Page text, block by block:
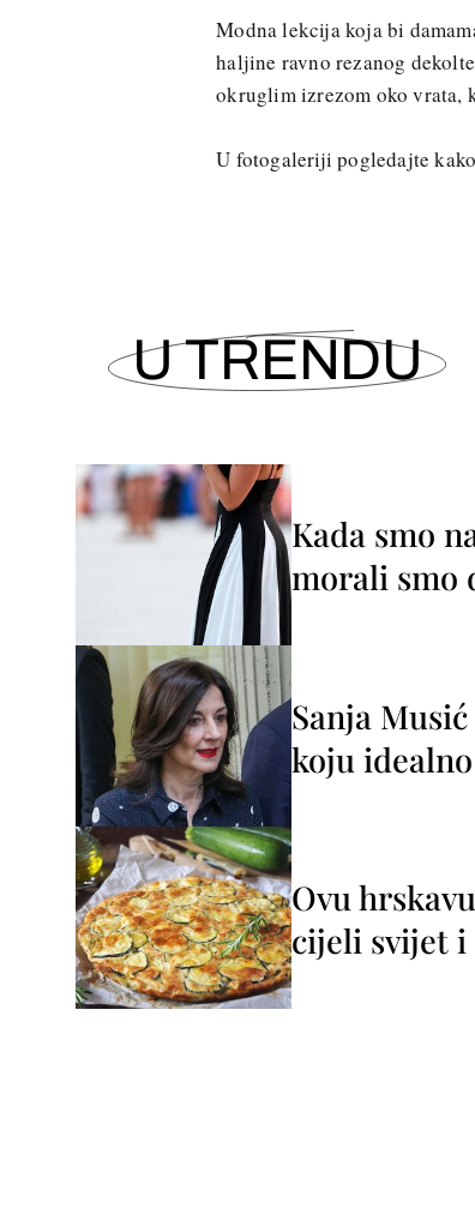
Modna lekcija koja bi
haljine ravno rezanog
okruglim izrezom oko vrata,
U fotogaleriji pogledajte
U TRENDU
Kada smo
morali smo
Sanja
koju
Ovu
cijeli svijet i